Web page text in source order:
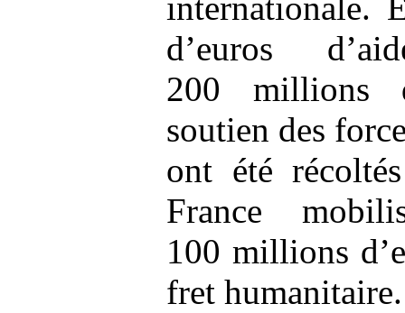
d’euros
200 millions
soutien des
ont été
France
100 millions
fret humanitaire.